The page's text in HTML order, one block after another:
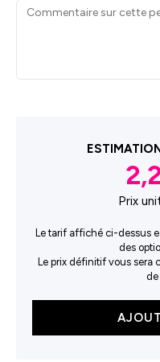
Prix
Le tarif affiché ci-dessus
des
Le prix définitif vous sera